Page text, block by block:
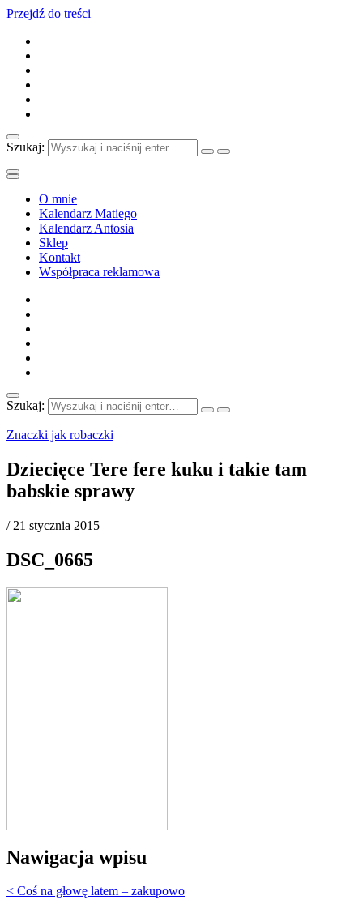
Przejdź do treści
Szukaj:
O mnie
Kalendarz Matiego
Kalendarz Antosia
Sklep
Kontakt
Współpraca reklamowa
Szukaj:
Znaczki jak robaczki
Dziecięce Tere fere kuku i takie tam
babskie sprawy
/ 21 stycznia 2015
DSC_0665
Nawigacja wpisu
< Coś na głowę latem – zakupowo